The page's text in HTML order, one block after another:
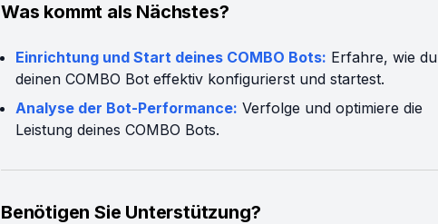
Was kommt als Nächstes?
Einrichtung und Start deines COMBO Bots: Erfahre, wie du
deinen COMBO Bot effektiv konfigurierst und startest.
Analyse der Bot-Performance: Verfolge und optimiere die
Leistung deines COMBO Bots.
Benötigen Sie Unterstützung?